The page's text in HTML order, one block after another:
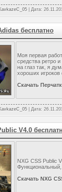
| Дата:
бесплатно
Моя первая
средства ретро
на глаз так, я
хороших игроков
Скачать
| Дата:
V4.0
NXG CSS Public
Функциональный,
Скачать NXG